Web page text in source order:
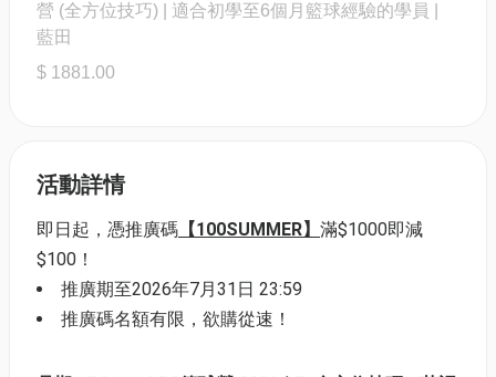
營 (全方位技巧) | 適合初學至6個月籃球經驗的學員 |
藍⽥
$ 1881.00
活動詳情
即日起，憑推廣碼 【100SUMMER】 滿$1000即減
$100！
推廣期至2026年7月31日 23:59
推廣碼名額有限，欲購從速！